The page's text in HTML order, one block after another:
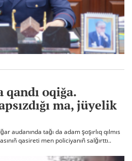
qandı oqiğa.
ma, jüyelik
audanında tağı da adam şoşırlıq qılmıs
qasireti men policiyanıñ salğırttı..